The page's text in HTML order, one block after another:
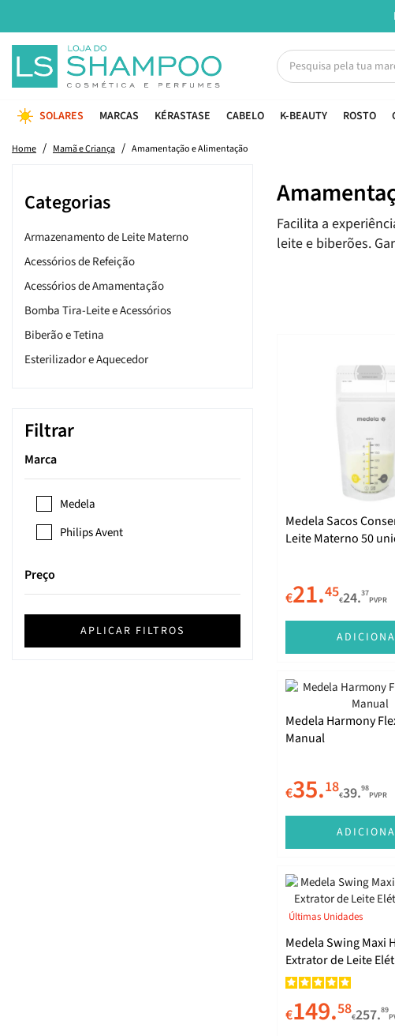
SOLARES MARCAS KÉRASTASE CABELO K-BEAUTY ROSTO
Home Mamã e Criança Amamentação e Alimentação
Categorias
Armazenamento de Leite Materno
Acessórios de Refeição
Acessórios de Amamentação
Bomba Tira-Leite e Acessórios
Biberão e Tetina
Esterilizador e Aquecedor
Filtrar
Marca
Medela
Philips Avent
Preço
APLICAR FILTROS
Facilita a
leite e biberões.
Medela Sacos
Leite Materno 50
€21.45€24.37
PVPR
Medela Harmony
Manual
€35.18€39.98
PVPR
Últimas Unidades
Medela Swing Maxi
Extrator de Leite
€149.58€257.89